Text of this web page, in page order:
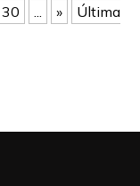
30 ... »
Última